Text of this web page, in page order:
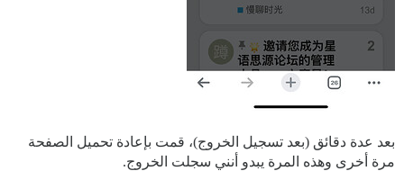
بعد عدة دقائق (بعد تسجيل الخروج)، قمت بإعادة تحميل الصفحة
مرة أخرى وهذه المرة يبدو أنني سجلت الخروج.